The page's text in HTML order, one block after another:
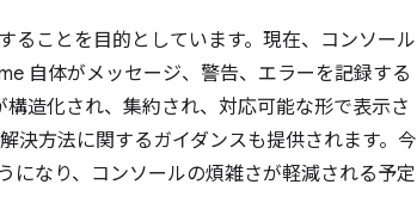
ることを目的としています。現在、コンソール
自体がメッセージ、警告、エラーを記録する
造化され、集約され、対応可能な形で表示さ
決方法に関するガイダンスも提供されます。今
なり、コンソールの煩雑さが軽減される予定